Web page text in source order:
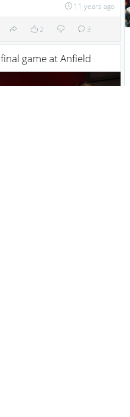
11 years ago
2 3
game at Anfield